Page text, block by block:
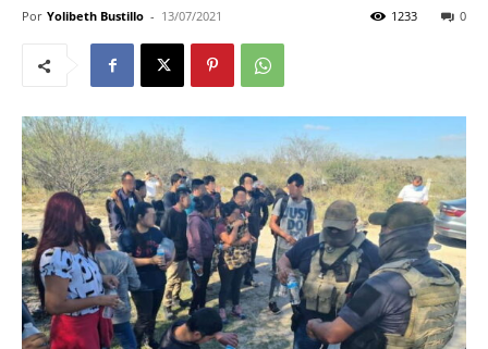
Por Yolibeth Bustillo - 13/07/2021 0
1233